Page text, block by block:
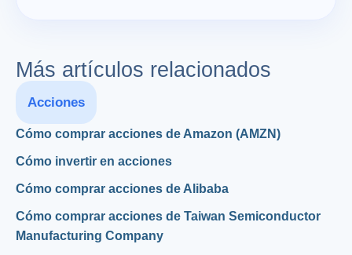
Más artículos relacionados
Acciones
Cómo comprar acciones de Amazon (AMZN)
Cómo invertir en acciones
Cómo comprar acciones de Alibaba
Cómo comprar acciones de Taiwan Semiconductor
Manufacturing Company